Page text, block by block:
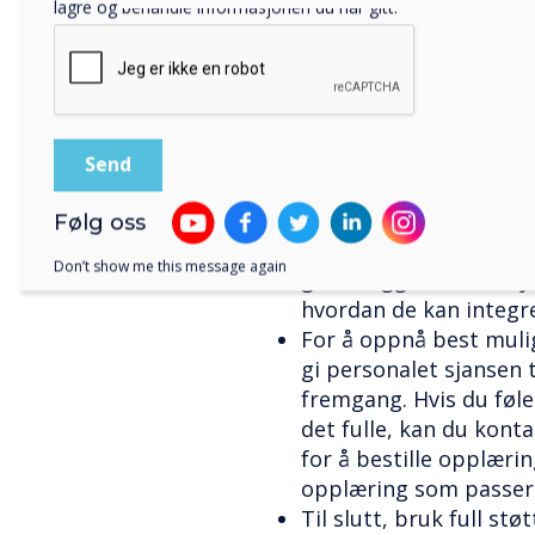
nettbrett, gjør det
forsiden av klassen
Få studentene med.
gigantisk nettbrett,
kjenner seg intuitivt
Planlegg en
nye paneler er
grunnleggende
hvordan de kan
For å oppnå best
gi personalet
fremgang. Hvis du
det fulle, kan du
for å bestille
opplæring som
Til slutt, bruk full
lagre og behandle informasjonen du har gitt.
Følg oss
Don’t show me this message again